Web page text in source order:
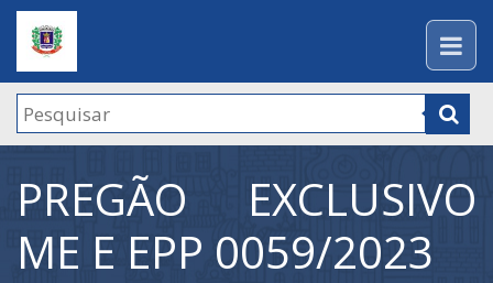
PREGÃO EXCLUSIVO
ME E EPP 0059/2023